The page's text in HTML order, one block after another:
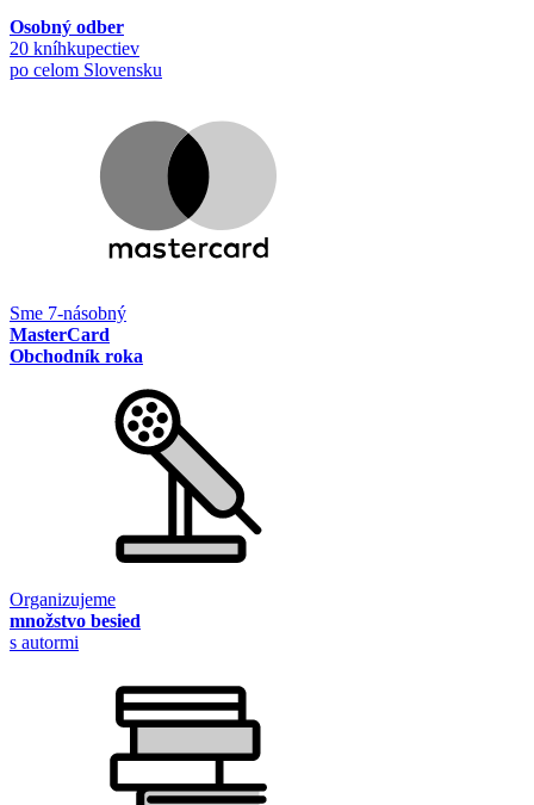
Osobný odber
20 kníhkupectiev
po celom Slovensku
Sme 7-násobný
MasterCard
Obchodník roka
Organizujeme
množstvo besied
s autormi